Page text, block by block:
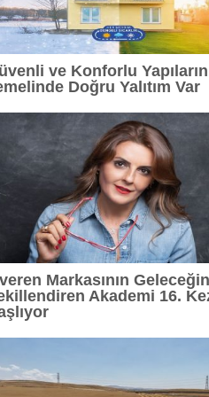
Özel Fiyat Avantajı
İstanbul'da Hizmet Veriyor
Markalara Yeni Bir Üretim Modeli
Plus Türkiye'de
ve Konforlu Yapıların
Doğru Yalıtım Var
Markasının
Akademi 16.